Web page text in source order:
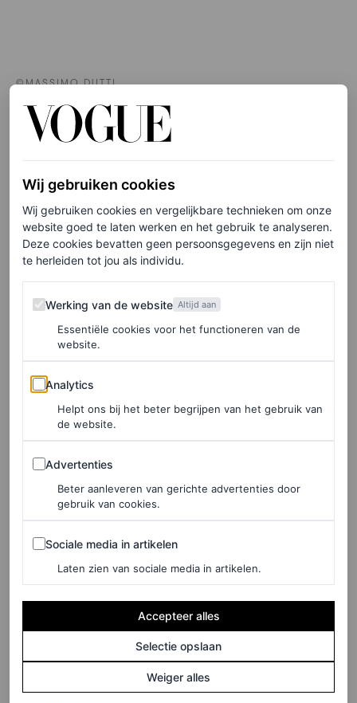
©MASSIMO DUTTI
Splitsuède ballerina met bandje, € 89,95
HIER TE KOOP
Odare
©DE BIJENKORF
Leren balletschoenen met studs, € 279,99
Massimo Dutti
Wij gebruiken cookies
Wij gebruiken cookies en vergelijkbare technieken om onze
website goed te laten werken en het gebruik te analyseren.
Deze cookies bevatten geen persoonsgegevens en zijn niet
te herleiden tot jou als individu.
Werking van de website
Werking van de website Altijd aan
Essentiële cookies voor het functioneren van de
website.
Analytics
Analytics
Helpt ons bij het beter begrijpen van het gebruik van
de website.
Advertenties
Advertenties
Beter aanleveren van gerichte advertenties door
gebruik van cookies.
Sociale media in artikelen
Sociale media in artikelen
Laten zien van sociale media in artikelen.
Accepteer alles
Selectie opslaan
Weiger alles